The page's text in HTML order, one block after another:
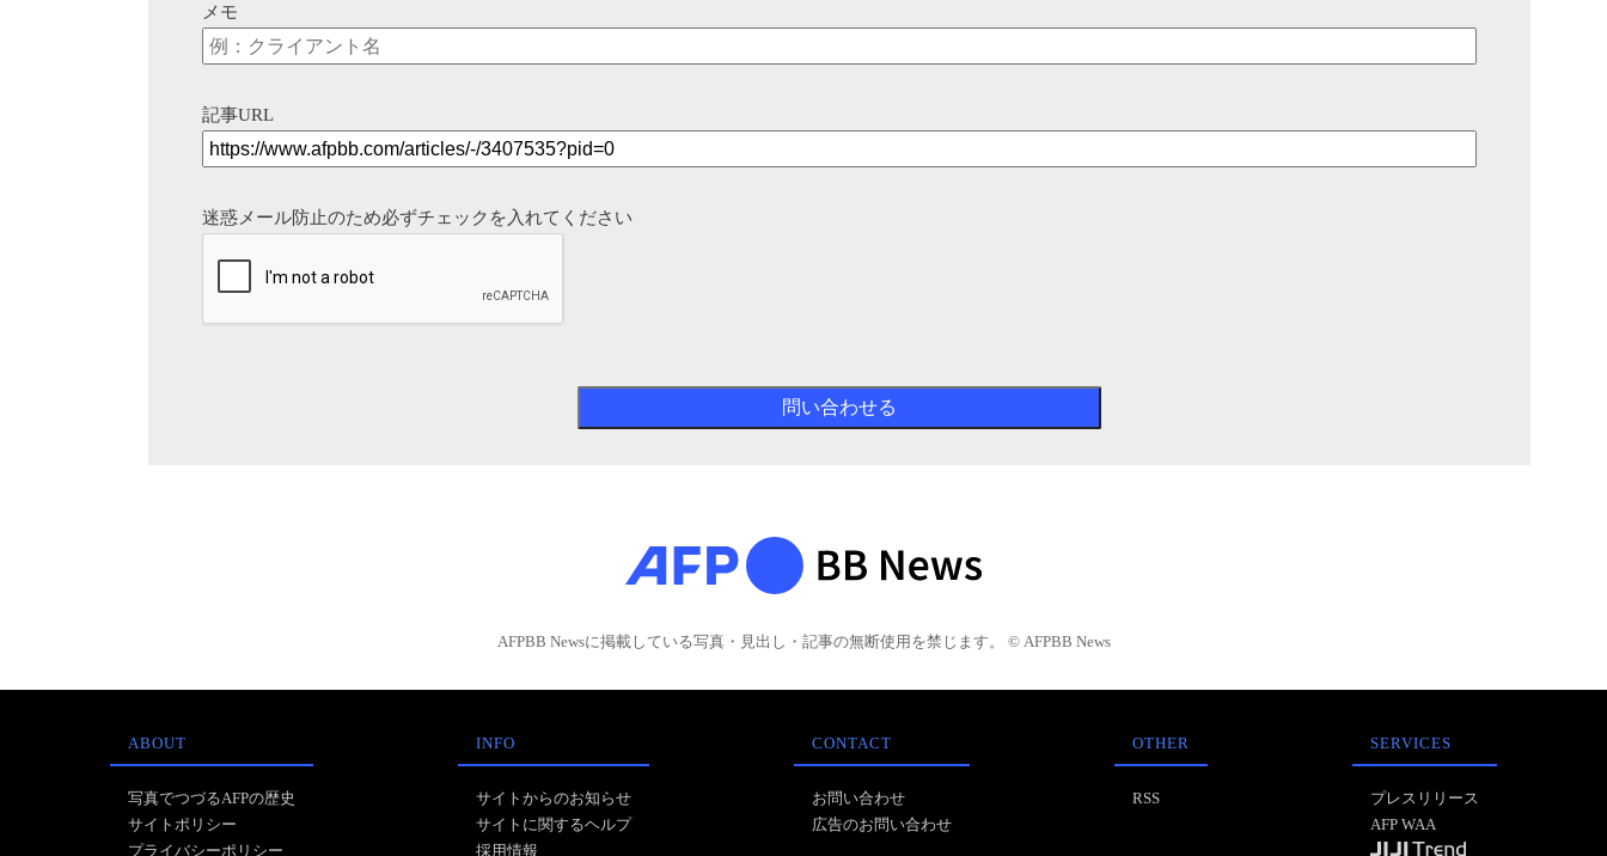
メモ
記事URL
迷惑メール防止のため必ずチェックを入れてください
AFPBB Newsに掲載している写真・見出し・記事の無断使用を禁じます。 © AFPBB News
ABOUT
写真でつづるAFPの歴史
サイトポリシー
プライバシーポリシー
INFO
サイトからのお知らせ
サイトに関するヘルプ
採用情報
CONTACT
お問い合わせ
広告のお問い合わせ
OTHER
RSS
SERVICES
プレスリリース
AFP WAA